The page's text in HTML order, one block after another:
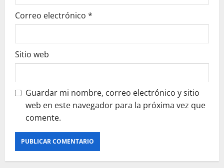
Correo electrónico *
Sitio web
Guardar mi nombre, correo electrónico y sitio
web en este navegador para la próxima vez que
comente.